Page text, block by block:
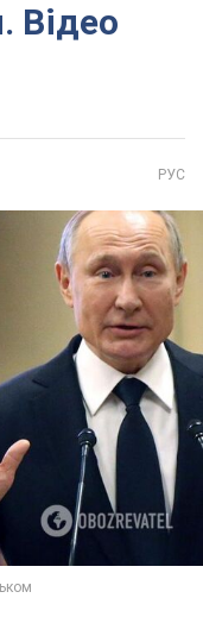
Відео
РУС